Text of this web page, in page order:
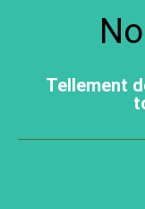
Tellement